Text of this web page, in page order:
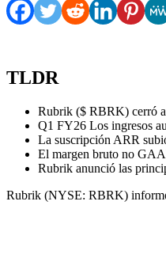
TLDR
Rubrik ($ RBRK) cerró a
Q1 FY26 Los ingresos
La suscripción ARR
El margen bruto no
Rubrik anunció las
Rubrik (NYSE: RBRK) informó